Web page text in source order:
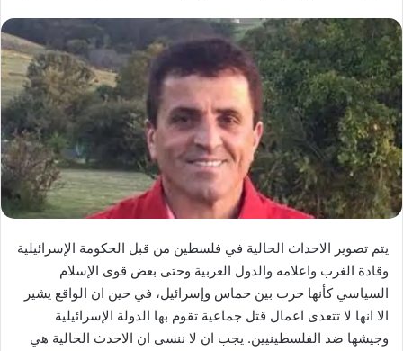
إلكترونيا
يتم تصوير الاحداث الحالية في فلسطين من قبل الحكومة الإسرائيلية
وقادة الغرب واعلامه والدول العربية وحتى بعض قوى الإسلام
السياسي كأنها حرب بين حماس وإسرائيل، في حين ان الواقع يشير
الا انها لا تتعدى اعمال قتل جماعية تقوم بها الدولة الإسرائيلية
وجيشها ضد الفلسطينيين. يجب ان لا ننسى ان الاحدث الحالية هي